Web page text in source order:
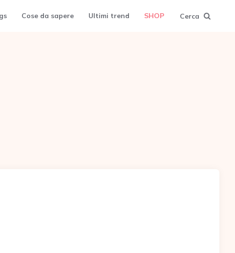
Cose da sapere Ultimi trend SHOP Cerca